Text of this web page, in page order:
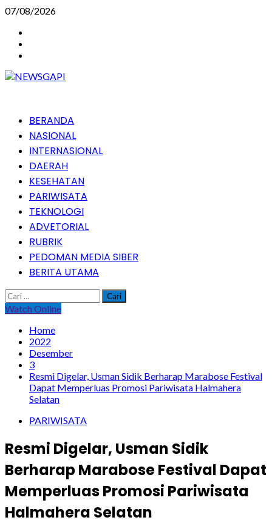
Skip
content
07/08/2026
PrimaryBERANDA
NASIONAL
INTERNASIONAL
DAERAH
KESEHATAN
PARIWISATA
TEKNOLOGI
ADVETORIAL
RUBRIK
PEDOMAN MEDIA SIBER
BERITA UTAMA
Cari
untuk:
Watch Online
Home
2022
Desember
3
Resmi Digelar, Usman Sidik Berharap Marabose Festival
Dapat Memperluas Promosi Pariwisata Halmahera
Selatan
PARIWISATA
Resmi Digelar, Usman Sidik
Berharap Marabose Festival Dapat
Memperluas Promosi Pariwisata
Halmahera Selatan